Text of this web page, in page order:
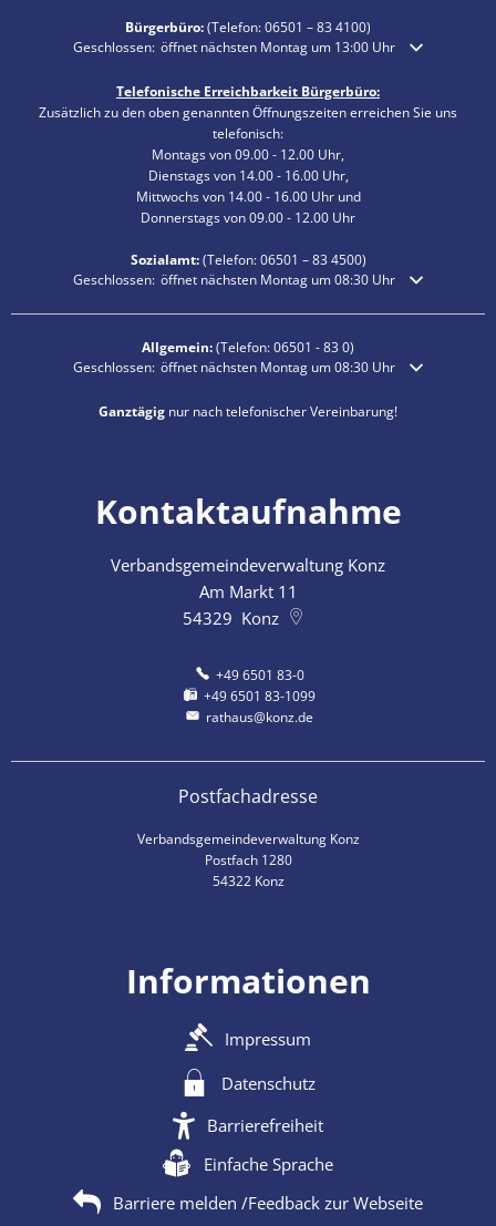
Bürgerbüro:(Telefon:06501 – 83 4100)
Klicken, um weitere Öffnungs- oder Schließzeiten auszublenden
Geschlossen: öffnet nächsten Montag um 13:00 Uhr
Telefonische Erreichbarkeit Bürgerbüro:
Zusätzlich zu den oben genannten Öffnungszeiten erreichen Sie uns
telefonisch:
Montags von 09.00 - 12.00 Uhr,
Dienstags von 14.00 - 16.00 Uhr,
Mittwochs von 14.00 - 16.00 Uhr und
Donnerstags von 09.00 - 12.00 Uhr
Sozialamt:(Telefon:06501 – 834500)
Klicken, um weitere Öffnungs- oder Schließzeiten auszublenden
Geschlossen: öffnet nächsten Montag um 08:30 Uhr
Allgemein:(Telefon:06501 - 83 0)
Klicken, um weitere Öffnungs- oder Schließzeiten auszublenden
Geschlossen: öffnet nächsten Montag um 08:30 Uhr
Ganztägig nur nach telefonischer Vereinbarung!
Kontaktaufnahme
Verbandsgemeindeverwaltung Konz
Am Markt 11
54329 Konz
+49 6501 83-0
+49 6501 83-1099
rathaus@konz.de
Postfachadresse
Verbandsgemeindeverwaltung Konz
Postfach 1280
54322 Konz
Informationen
Impressum
Datenschutz
Barrierefreiheit
Einfache Sprache
Barriere melden /Feedback zur Webseite